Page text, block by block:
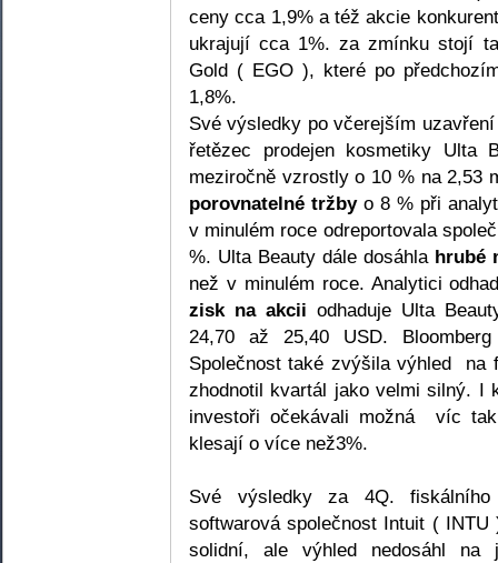
ceny cca 1,9% a též akcie
ukrajují cca 1%. za zmínku stojí
Gold ( EGO ), které po
1,8%.
Své výsledky po včerejším
řetězec prodejen kosmetiky
meziročně vzrostly o 10 % na 2,53
porovnatelné tržbyo 8 % při
v minulém roce odreportovala
%. Ulta Beauty dále dosáhla hrubé
než v minulém roce. Analytici
zisk na akcii odhaduje Ulta
24,70 až 25,40 USD.
Společnost také zvýšila výhled na
zhodnotil kvartál jako velmi silný.
investoři očekávali možná víc
klesají o více než3%.
Své výsledky za 4Q.
softwarová společnost Intuit (
solidní, ale výhled nedosáhl na